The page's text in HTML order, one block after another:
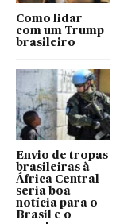
Como lidar
com um Trump
brasileiro
Envio de tropas
brasileiras à
África Central
seria boa
notícia para o
Brasil e o